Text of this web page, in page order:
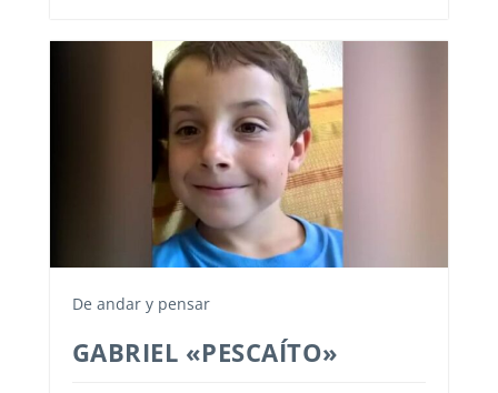
De andar y pensar
GABRIEL «PESCAÍTO»